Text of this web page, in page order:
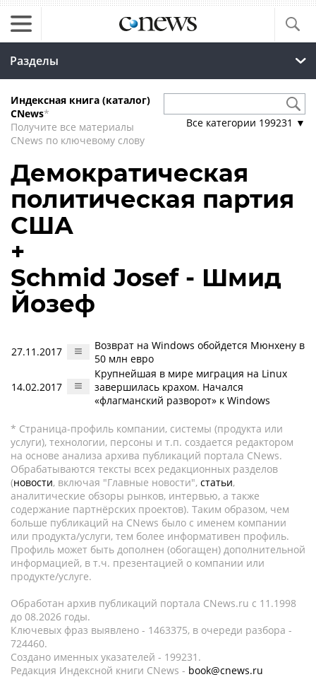
Разделы
Индексная книга (каталог)
CNews*
Получите все материалы
CNews по ключевому слову
Все категории 199231 ▼
Демократическая
политическая партия
США
+
Schmid Josef - Шмид
Йозеф
27.11.2017
Возврат на Windows обойдется Мюнхену в
50 млн евро
14.02.2017
Крупнейшая в мире миграция на Linux
завершилась крахом. Начался
«флагманский разворот» к Windows
* Страница-профиль компании, системы (продукта или
услуги), технологии, персоны и т.п. создается редактором
на основе анализа архива публикаций портала CNews.
Обрабатываются тексты всех редакционных разделов
(новости, включая "Главные новости", статьи,
аналитические обзоры рынков, интервью, а также
содержание партнёрских проектов). Таким образом, чем
больше публикаций на CNews было с именем компании
или продукта/услуги, тем более информативен профиль.
Профиль может быть дополнен (обогащен) дополнительной
информацией, в т.ч. презентацией о компании или
продукте/услуге.
Обработан архив публикаций портала CNews.ru c 11.1998
до 08.2026 годы.
Ключевых фраз выявлено - 1463375, в очереди разбора -
724460.
Создано именных указателей - 199231.
Редакция Индексной книги CNews - book@cnews.ru